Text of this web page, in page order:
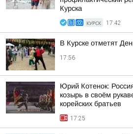
Курска
КУРСК 17:42
В Курске отметят
17:56
Юрий Котенок:
козырь в своём
корейских братьев
17:25